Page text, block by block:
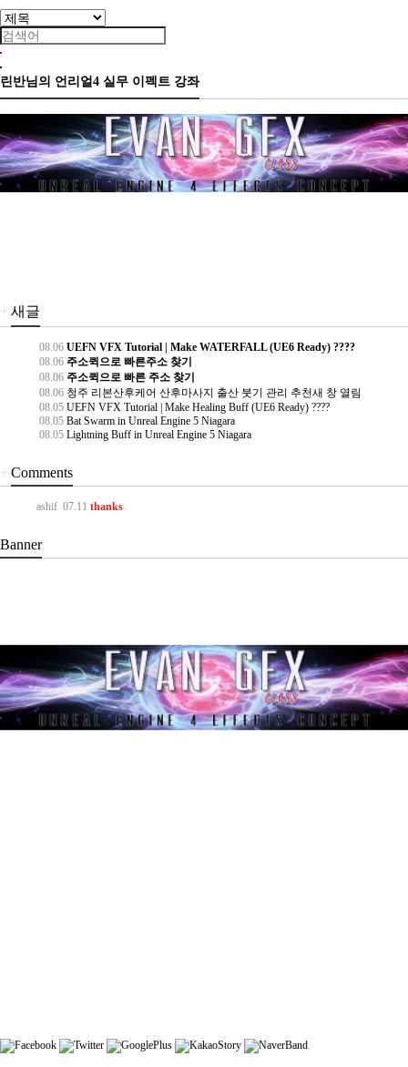
린반님의 언리얼4 실무 이펙트 강좌
+ 새글
08.06 UEFN VFX Tutorial | Make WATERFALL (UE6 Ready) ????
08.06 주소퀵으로 빠른주소 찾기
08.06 주소퀵으로 빠른 주소 찾기
08.06 청주 리본산후케어 산후마사지 출산 붓기 관리 추천새 창 열림
08.05 UEFN VFX Tutorial | Make Healing Buff (UE6 Ready) ????
08.05 Bat Swarm in Unreal Engine 5 Niagara
08.05 Lightning Buff in Unreal Engine 5 Niagara
+ Comments
ashif 07.11 thanks
Banner